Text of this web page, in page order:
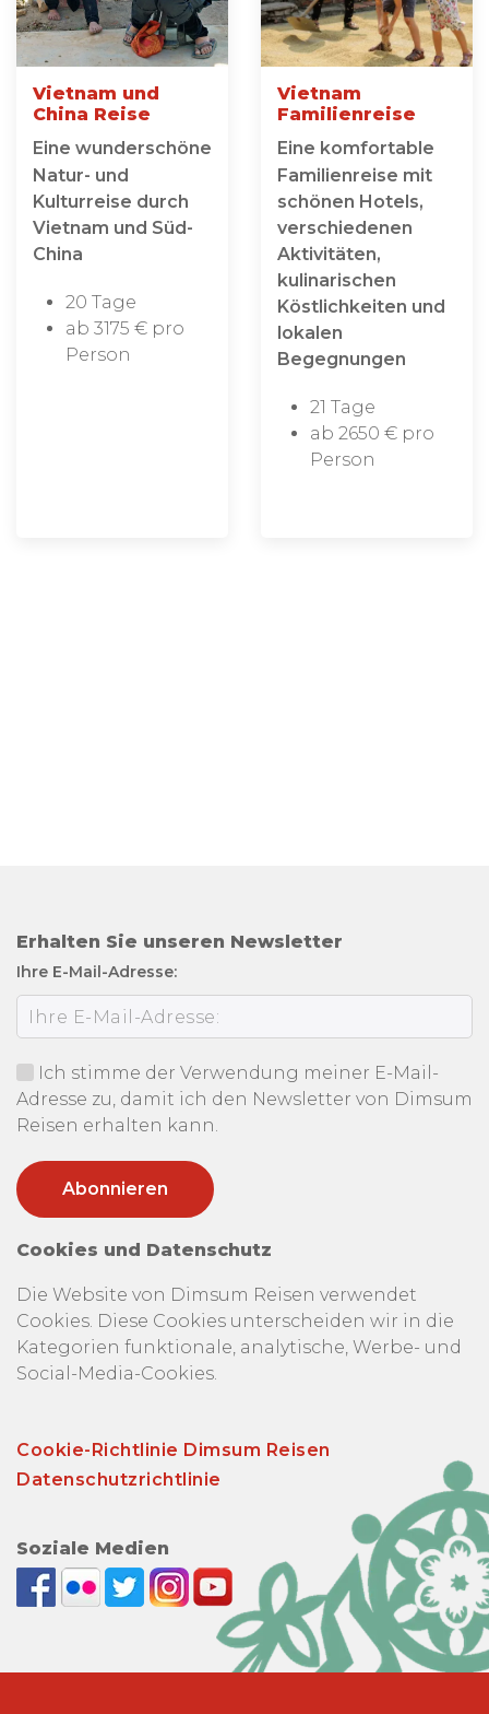
Vietnam und
China Reise
Eine wunderschöne
Natur- und
Kulturreise durch
Vietnam und Süd-
China
20 Tage
ab 3175 € pro
Person
Vietnam
Familienreise
Eine komfortable
Familienreise mit
schönen Hotels,
verschiedenen
Aktivitäten,
kulinarischen
Köstlichkeiten und
lokalen
Begegnungen
21 Tage
ab 2650 € pro
Person
Erhalten Sie unseren Newsletter
Ihre E-Mail-Adresse:
Ich stimme der Verwendung meiner E-Mail-
Adresse zu, damit ich den Newsletter von Dimsum
Reisen erhalten kann.
Cookies und Datenschutz
Die Website von Dimsum Reisen verwendet
Cookies. Diese Cookies unterscheiden wir in die
Kategorien funktionale, analytische, Werbe- und
Social-Media-Cookies.
Cookie-Richtlinie Dimsum Reisen
Datenschutzrichtlinie
Soziale Medien